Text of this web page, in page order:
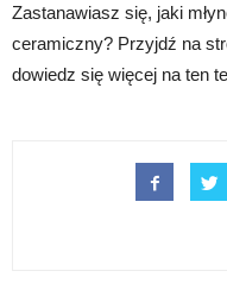
Zastanawiasz się, jaki
ceramiczny? Przyjdź na
dowiedz się więcej na ten